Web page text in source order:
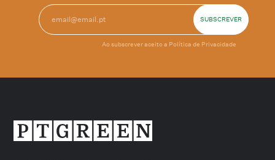
Ao subscrever aceito a Política de Privacidade